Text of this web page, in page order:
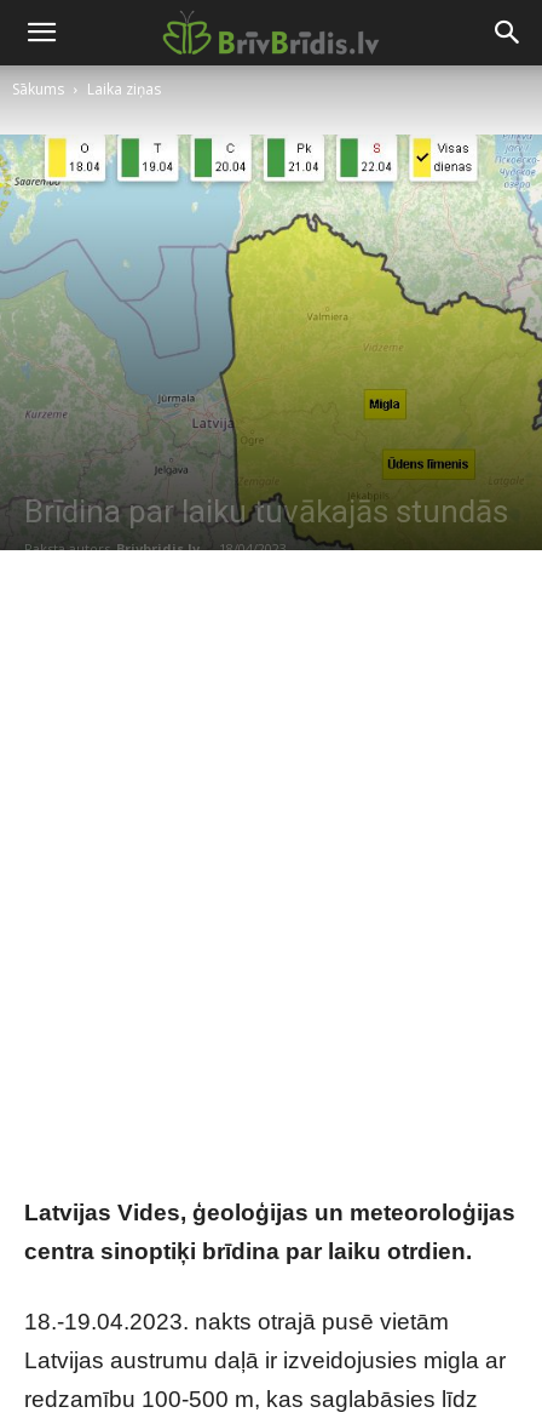
Sākums Laika ziņas
Brīdina par laiku tuvākajās stundās
Raksta autors Brivbridis.lv - 18/04/2023
Latvijas Vides, ģeoloģijas un meteoroloģijas
centra sinoptiķi brīdina par laiku otrdien.
18.-19.04.2023. nakts otrajā pusē vietām
Latvijas austrumu daļā ir izveidojusies migla ar
redzamību 100-500 m, kas saglabāsies līdz